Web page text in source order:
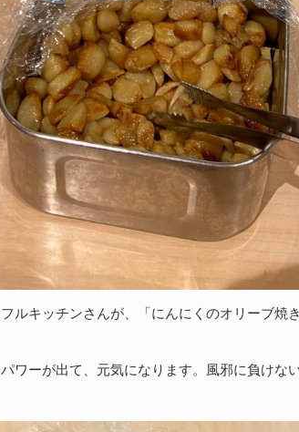
ルキッチンさんが、「にんにくのオリーブ焼
ワーが出て、元気になります。風邪に負けな